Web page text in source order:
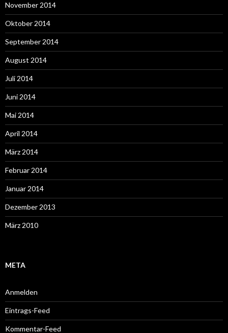
November 2014
Oktober 2014
September 2014
August 2014
Juli 2014
Juni 2014
Mai 2014
April 2014
März 2014
Februar 2014
Januar 2014
Dezember 2013
März 2010
META
Anmelden
Eintrags-Feed
Kommentar-Feed